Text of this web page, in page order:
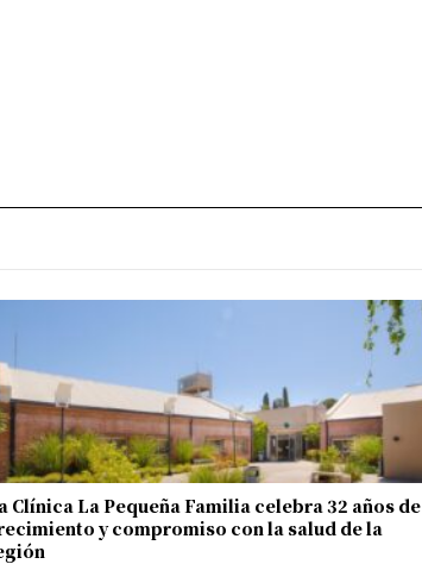
Clínica La Pequeña Familia celebra 32 años de
y compromiso con la salud de la